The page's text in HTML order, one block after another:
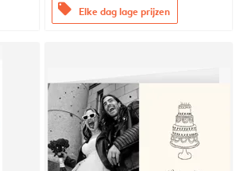
offers Elke dag lage prijzen